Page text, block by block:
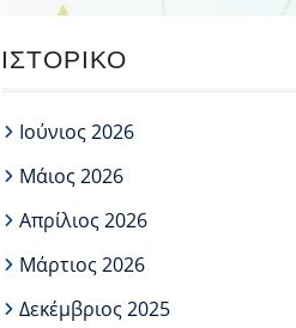
ΙΣΤΟΡΙΚΌ
Ιούνιος 2026
Μάιος 2026
Απρίλιος 2026
Μάρτιος 2026
Δεκέμβριος 2025